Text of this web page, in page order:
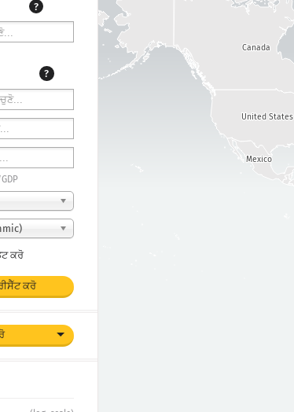
?
?
ਕਰੋ
ਕਰੋ
United States
Canada
Mexico